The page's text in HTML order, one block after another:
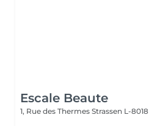
Escale Beaute
1, Rue des Thermes Strassen L-8018